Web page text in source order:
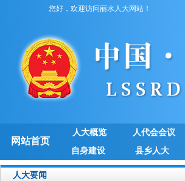
您好，欢迎访问丽水人大网站！
网站首页
人大概览 人代会会议
自身建设
县乡人大
人大要闻